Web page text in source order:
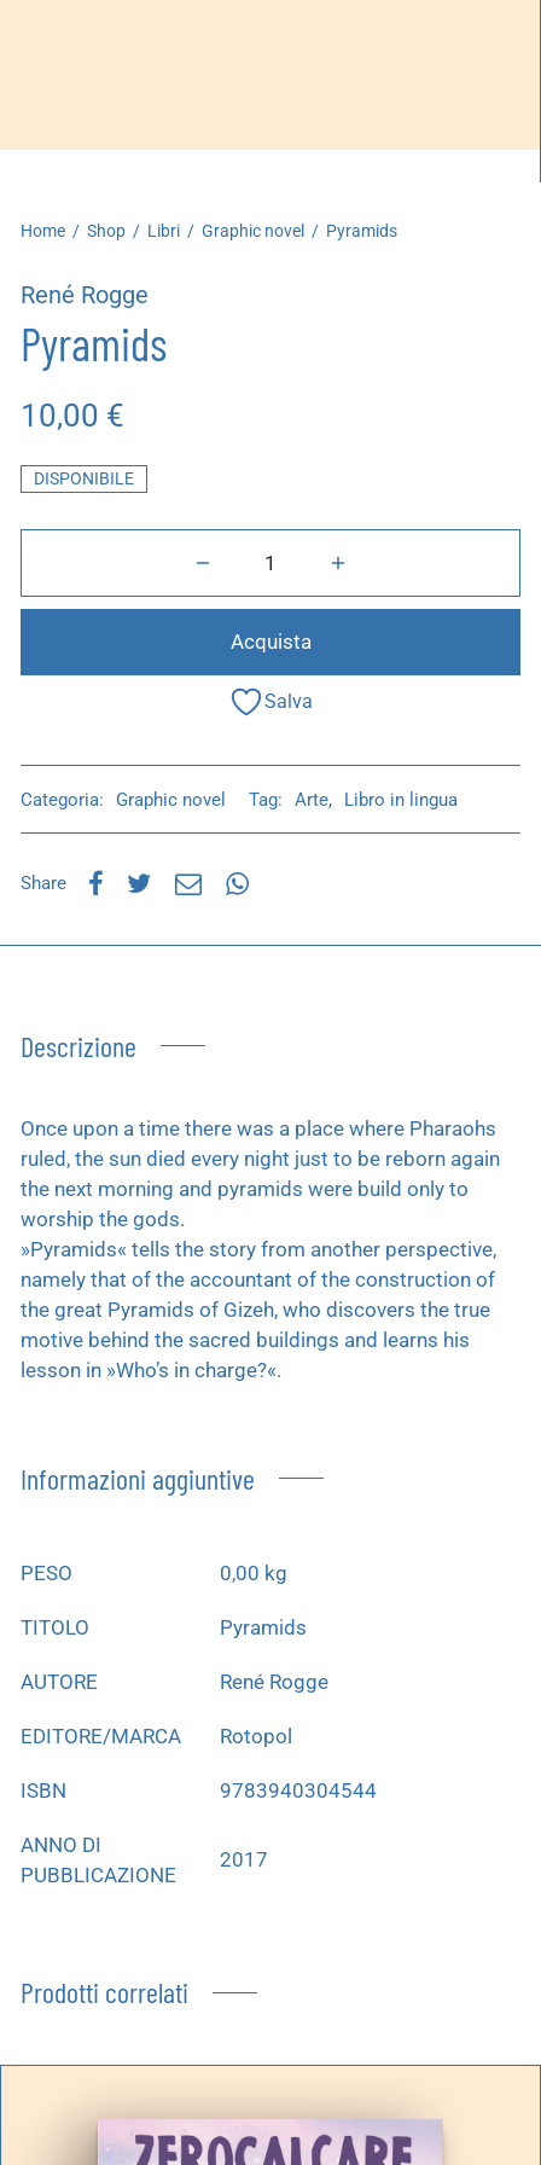
Home / Shop / Libri / Graphic novel / Pyramids
René Rogge
Pyramids
10,00 €
DISPONIBILE
Acquista
Salva
Categoria: Graphic novel Tag: Arte, Libro in lingua
Share
Descrizione
Once upon a time there was a place where Pharaohs
ruled, the sun died every night just to be reborn again
the next morning and pyramids were build only to
worship the gods.
»Pyramids« tells the story from another perspective,
namely that of the accountant of the construction of
the great Pyramids of Gizeh, who discovers the true
motive behind the sacred buildings and learns his
lesson in »Who’s in charge?«.
Informazioni aggiuntive
PESO 0,00 kg
TITOLO Pyramids
AUTORE René Rogge
EDITORE/MARCA Rotopol
ISBN 9783940304544
ANNO DI
PUBBLICAZIONE
2017
Prodotti correlati